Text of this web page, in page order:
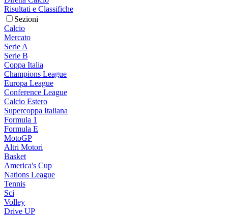
Risultati e Classifiche
Sezioni
Calcio
Mercato
Serie A
Serie B
Coppa Italia
Champions League
Europa League
Conference League
Calcio Estero
Supercoppa Italiana
Formula 1
Formula E
MotoGP
Altri Motori
Basket
America's Cup
Nations League
Tennis
Sci
Volley
Drive UP